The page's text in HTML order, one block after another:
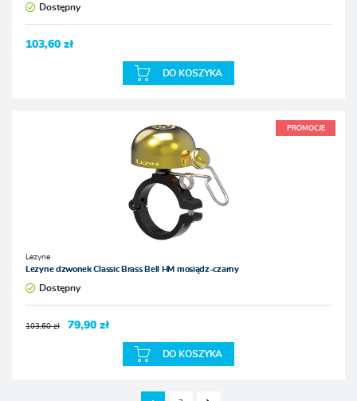
Dostępny
103,60 zł
DO KOSZYKA
PROMOCJE
Lezyne
Lezyne dzwonek Classic Brass Bell HM mosiądz-czarny
Dostępny
103,60 zł 79,90 zł
DO KOSZYKA